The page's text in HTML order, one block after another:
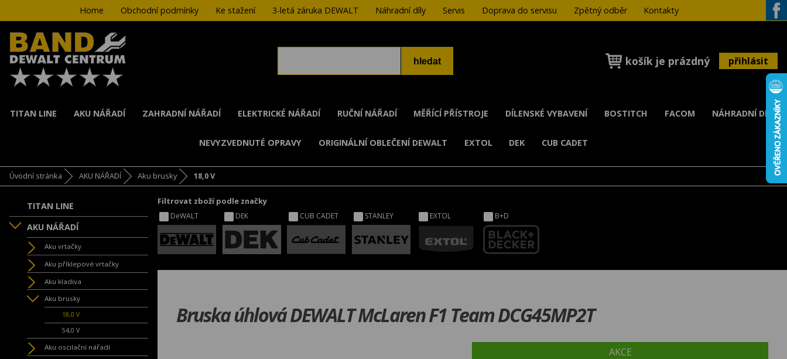
Home Obchodní podmínky Ke stažení 3-letá záruka DEWALT Náhradní díly Servis Doprava do servisu Zpětný odběr
Kontakty
košík je prázdný přihlásit
TITAN LINE AKU NÁŘADÍ ZAHRADNÍ NÁŘADÍ ELEKTRICKÉ NÁŘADÍ RUČNÍ NÁŘADÍ MĚŘÍCÍ PŘÍSTROJE DÍLENSKÉ VYBAVENÍ BOSTITCH FACOM NÁHRADNÍ DÍLY
NEVYZVEDNUTÉ OPRAVY ORIGINÁLNÍ OBLEČENÍ DEWALT EXTOL DEK CUB CADET
Úvodní stránka AKU NÁŘADÍ Aku brusky 18,0 V
TITAN LINE
AKU NÁŘADÍ
Aku vrtačky
Aku příklepové vrtačky
Aku kladiva
Aku brusky
18,0 V
54,0 V
Aku oscilační nářadí
Filtrovat zboží podle značky
DeWALT DEK CUB CADET STANLEY EXTOL B+D
Bruska úhlová DEWALT McLaren F1 Team DCG45MP2T
AKCE